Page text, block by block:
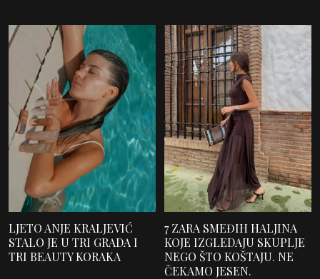
LJETO ANJE KRALJEVIĆ
STALO JE U TRI GRADA I
TRI BEAUTY KORAKA
7 ZARA SMEĐIH HALJINA
KOJE IZGLEDAJU SKUPLJE
NEGO ŠTO KOŠTAJU. NE
ČEKAMO JESEN.